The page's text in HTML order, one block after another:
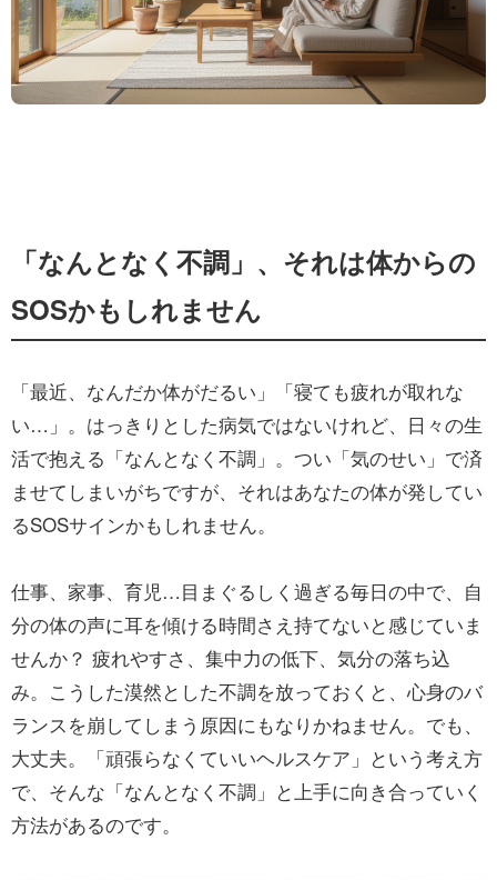
「なんとなく不調」、それは体からの
SOSかもしれません
「最近、なんだか体がだるい」「寝ても疲れが取れな
い…」。はっきりとした病気ではないけれど、日々の生
活で抱える「なんとなく不調」。つい「気のせい」で済
ませてしまいがちですが、それはあなたの体が発してい
るSOSサインかもしれません。
仕事、家事、育児…目まぐるしく過ぎる毎日の中で、自
分の体の声に耳を傾ける時間さえ持てないと感じていま
せんか？ 疲れやすさ、集中力の低下、気分の落ち込
み。こうした漠然とした不調を放っておくと、心身のバ
ランスを崩してしまう原因にもなりかねません。でも、
大丈夫。「頑張らなくていいヘルスケア」という考え方
で、そんな「なんとなく不調」と上手に向き合っていく
方法があるのです。